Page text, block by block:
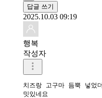
답글 쓰기
2025.10.03 09:19
행복
작성자
치즈랑 고구마 듬뿍 넣었
밋있네요